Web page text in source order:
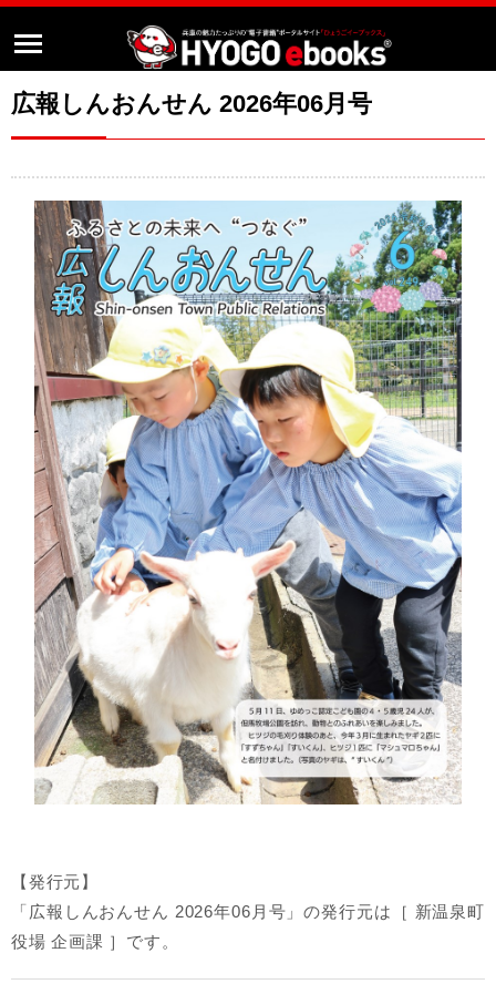
広報しんおんせん 2026年06月号
【発行元】
「広報しんおんせん 2026年06月号」の発行元は［ 新温泉町
役場 企画課 ］です。